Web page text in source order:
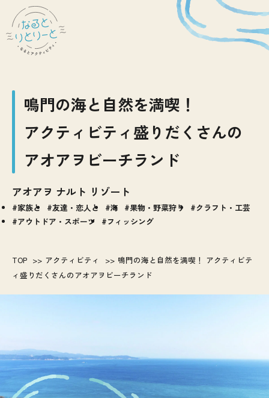
鳴門の海と自然を満喫！
アクティビティ盛りだくさんの
アオアヲビーチランド
アオアヲ ナルト リゾート
家族と 友達・恋人と 海 果物・野菜狩り
クラフト・工芸
アウトドア・スポーツ
フィッシング
TOP アクティビティ
鳴門の海と自然を満喫！ アクティビテ
ィ盛りだくさんのアオアヲビーチランド